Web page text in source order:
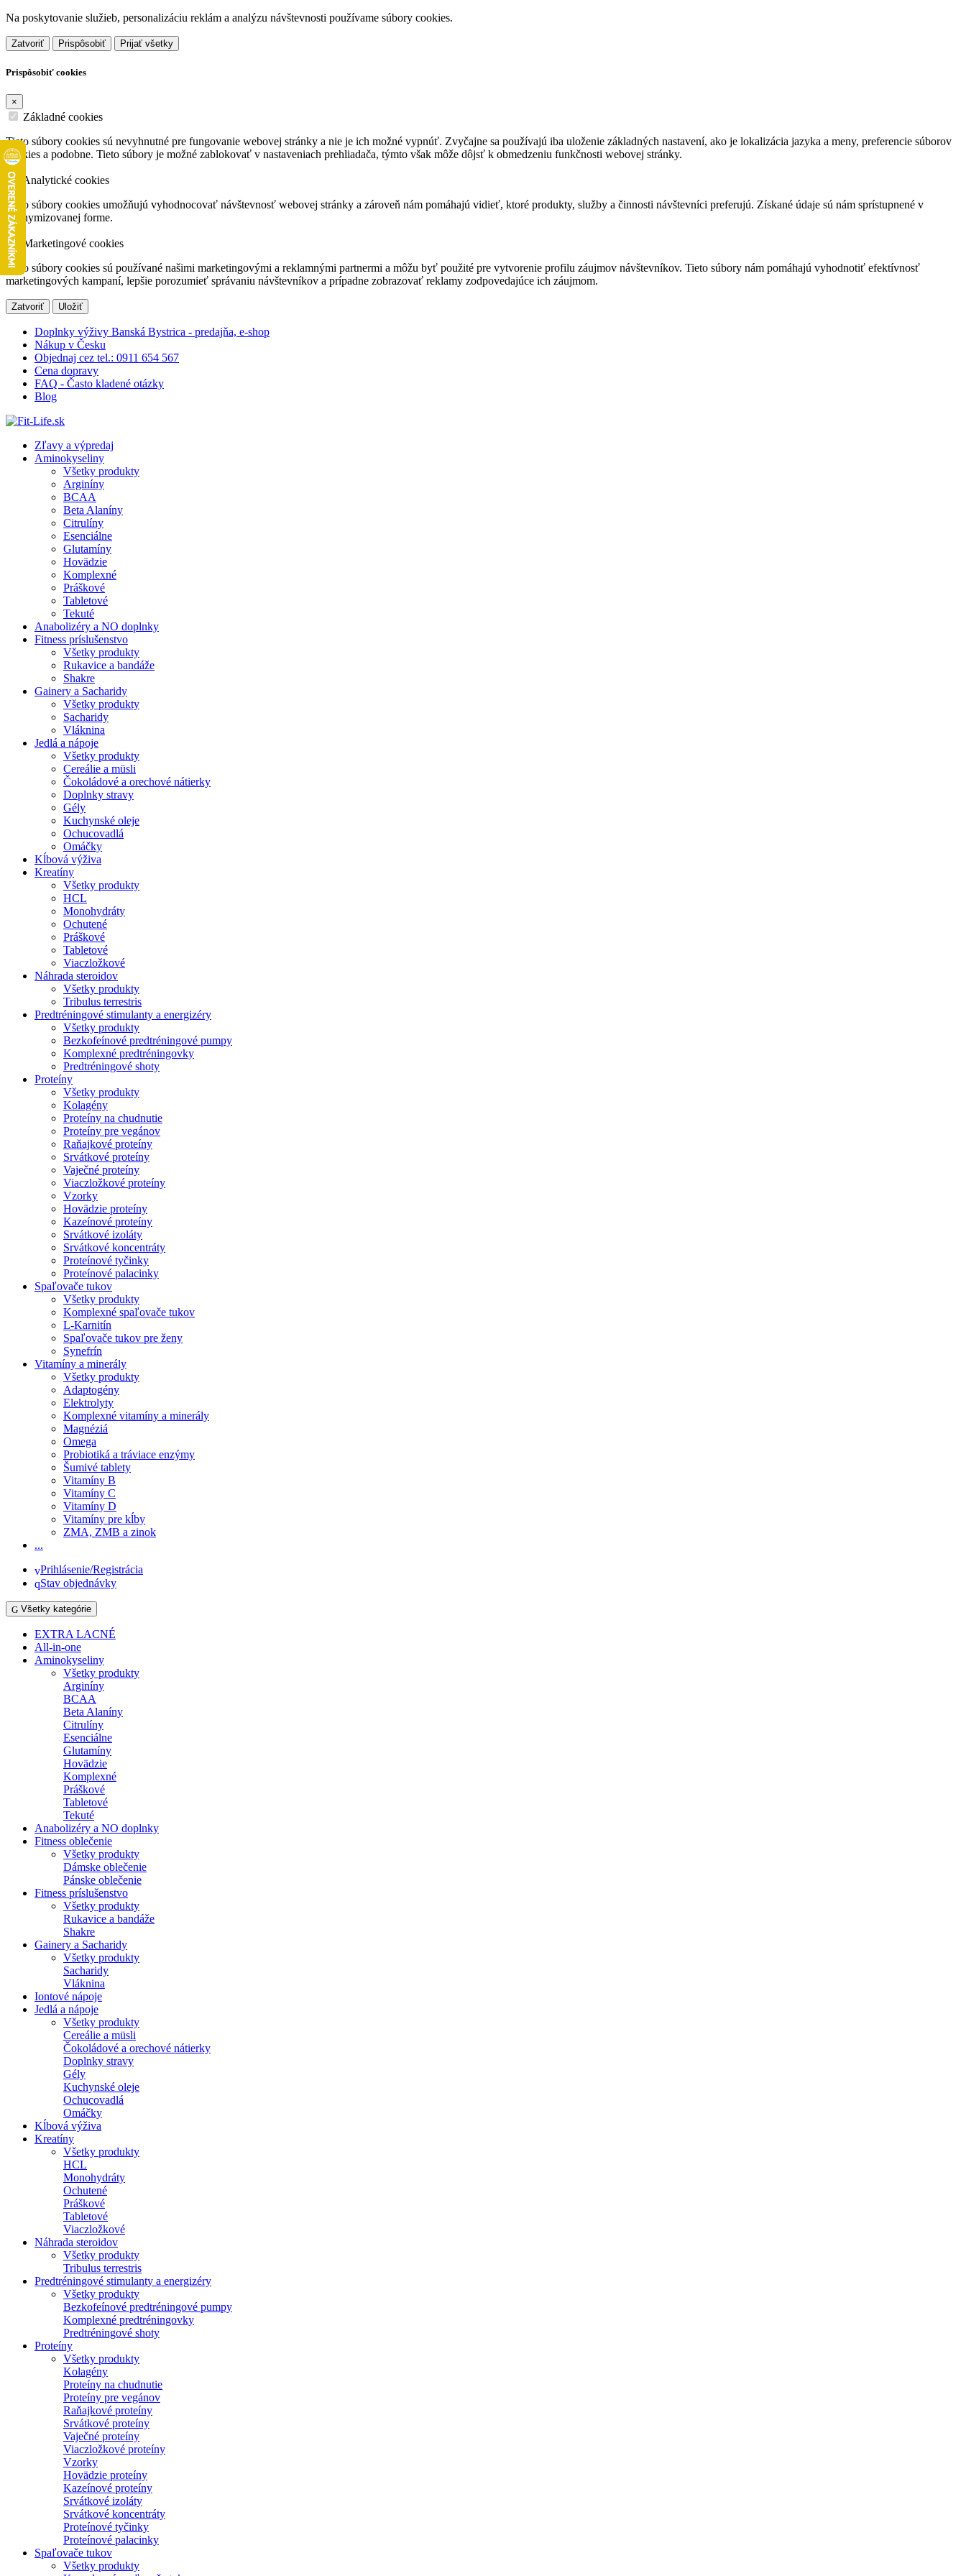
Na poskytovanie služieb, personalizáciu reklám a analýzu návštevnosti používame súbory cookies.
Zatvoriť Prispôsobiť Prijať všetky
Prispôsobiť cookies
×
Základné cookies
Tieto súbory cookies sú nevyhnutné pre fungovanie webovej stránky a nie je ich možné vypnúť. Zvyčajne sa používajú iba uloženie základných nastavení, ako je lokalizácia jazyka a meny, preferencie súborov
cookies a podobne. Tieto súbory je možné zablokovať v nastaveniach prehliadača, týmto však môže dôjsť k obmedzeniu funkčnosti webovej stránky.
Analytické cookies
Tieto súbory cookies umožňujú vyhodnocovať návštevnosť webovej stránky a zároveň nám pomáhajú vidieť, ktoré produkty, služby a činnosti návštevníci preferujú. Získané údaje sú nám sprístupnené v
anonymizovanej forme.
Marketingové cookies
Tieto súbory cookies sú používané našimi marketingovými a reklamnými partnermi a môžu byť použité pre vytvorenie profilu záujmov návštevníkov. Tieto súbory nám pomáhajú vyhodnotiť efektívnosť
marketingových kampaní, lepšie porozumieť správaniu návštevníkov a prípadne zobrazovať reklamy zodpovedajúce ich záujmom.
Zatvoriť Uložiť
Doplnky výživy Banská Bystrica - predajňa, e-shop
Nákup v Česku
Objednaj cez tel.: 0911 654 567
Cena dopravy
FAQ - Často kladené otázky
Blog
Zľavy a výpredaj
Aminokyseliny
Všetky produkty
Arginíny
BCAA
Beta Alaníny
Citrulíny
Esenciálne
Glutamíny
Hovädzie
Komplexné
Práškové
Tabletové
Tekuté
Anabolizéry a NO doplnky
Fitness príslušenstvo
Všetky produkty
Rukavice a bandáže
Shakre
Gainery a Sacharidy
Všetky produkty
Sacharidy
Vláknina
Jedlá a nápoje
Všetky produkty
Cereálie a müsli
Čokoládové a orechové nátierky
Doplnky stravy
Gély
Kuchynské oleje
Ochucovadlá
Omáčky
Kĺbová výživa
Kreatíny
Všetky produkty
HCL
Monohydráty
Ochutené
Práškové
Tabletové
Viaczložkové
Náhrada steroidov
Všetky produkty
Tribulus terrestris
Predtréningové stimulanty a energizéry
Všetky produkty
Bezkofeínové predtréningové pumpy
Komplexné predtréningovky
Predtréningové shoty
Proteíny
Všetky produkty
Kolagény
Proteíny na chudnutie
Proteíny pre vegánov
Raňajkové proteíny
Srvátkové proteíny
Vaječné proteíny
Viaczložkové proteíny
Vzorky
Hovädzie proteíny
Kazeínové proteíny
Srvátkové izoláty
Srvátkové koncentráty
Proteínové tyčinky
Proteínové palacinky
Spaľovače tukov
Všetky produkty
Komplexné spaľovače tukov
L-Karnitín
Spaľovače tukov pre ženy
Synefrín
Vitamíny a minerály
Všetky produkty
Adaptogény
Elektrolyty
Komplexné vitamíny a minerály
Magnéziá
Omega
Probiotiká a tráviace enzýmy
Šumivé tablety
Vitamíny B
Vitamíny C
Vitamíny D
Vitamíny pre kĺby
ZMA, ZMB a zinok
...
Prihlásenie/Registrácia
Stav objednávky
Všetky kategórie
EXTRA LACNÉ
All-in-one
Aminokyseliny
Všetky produkty
Arginíny
BCAA
Beta Alaníny
Citrulíny
Esenciálne
Glutamíny
Hovädzie
Komplexné
Práškové
Tabletové
Tekuté
Anabolizéry a NO doplnky
Fitness oblečenie
Všetky produkty
Dámske oblečenie
Pánske oblečenie
Fitness príslušenstvo
Všetky produkty
Rukavice a bandáže
Shakre
Gainery a Sacharidy
Všetky produkty
Sacharidy
Vláknina
Iontové nápoje
Jedlá a nápoje
Všetky produkty
Cereálie a müsli
Čokoládové a orechové nátierky
Doplnky stravy
Gély
Kuchynské oleje
Ochucovadlá
Omáčky
Kĺbová výživa
Kreatíny
Všetky produkty
HCL
Monohydráty
Ochutené
Práškové
Tabletové
Viaczložkové
Náhrada steroidov
Všetky produkty
Tribulus terrestris
Predtréningové stimulanty a energizéry
Všetky produkty
Bezkofeínové predtréningové pumpy
Komplexné predtréningovky
Predtréningové shoty
Proteíny
Všetky produkty
Kolagény
Proteíny na chudnutie
Proteíny pre vegánov
Raňajkové proteíny
Srvátkové proteíny
Vaječné proteíny
Viaczložkové proteíny
Vzorky
Hovädzie proteíny
Kazeínové proteíny
Srvátkové izoláty
Srvátkové koncentráty
Proteínové tyčinky
Proteínové palacinky
Spaľovače tukov
Všetky produkty